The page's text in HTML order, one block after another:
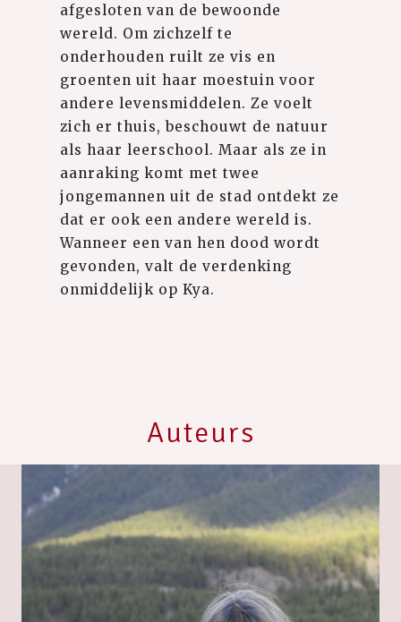
afgesloten van de bewoonde
wereld. Om zichzelf te
onderhouden ruilt ze vis en
groenten uit haar moestuin voor
andere levensmiddelen. Ze voelt
zich er thuis, beschouwt de natuur
als haar leerschool. Maar als ze in
aanraking komt met twee
jongemannen uit de stad ontdekt ze
dat er ook een andere wereld is.
Wanneer een van hen dood wordt
gevonden, valt de verdenking
onmiddelijk op Kya.
Auteurs